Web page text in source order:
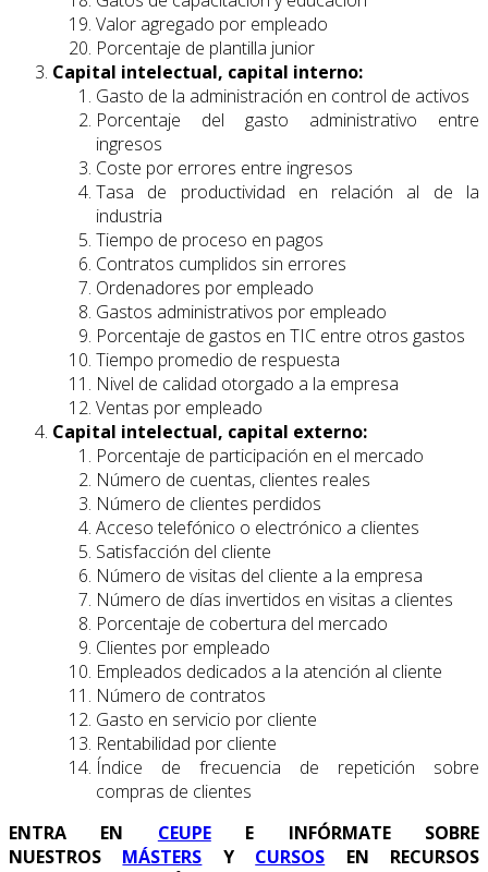
Valor agregado por empleado
Porcentaje de plantilla junior
Capital intelectual, capital interno:
Gasto de la administración en control de activos
Porcentaje del gasto administrativo entre
ingresos
Coste por errores entre ingresos
Tasa de productividad en relación al de la
industria
Tiempo de proceso en pagos
Contratos cumplidos sin errores
Ordenadores por empleado
Gastos administrativos por empleado
Porcentaje de gastos en TIC entre otros gastos
Tiempo promedio de respuesta
Nivel de calidad otorgado a la empresa
Ventas por empleado
Capital intelectual, capital externo:
Porcentaje de participación en el mercado
Número de cuentas, clientes reales
Número de clientes perdidos
Acceso telefónico o electrónico a clientes
Satisfacción del cliente
Número de visitas del cliente a la empresa
Número de días invertidos en visitas a clientes
Porcentaje de cobertura del mercado
Clientes por empleado
Empleados dedicados a la atención al cliente
Número de contratos
Gasto en servicio por cliente
Rentabilidad por cliente
Índice de frecuencia de repetición sobre
compras de clientes
ENTRA EN CEUPEE INFÓRMATE SOBRE
NUESTROS MÁSTERS Y CURSOS EN RECURSOS